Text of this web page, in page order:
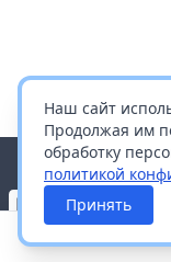
Наш сайт
Продолжая им
обработку
политикой
Принять